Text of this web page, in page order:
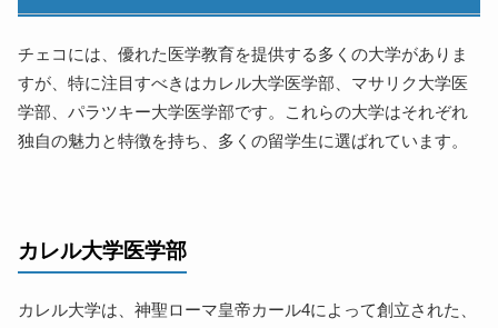
チェコには、優れた医学教育を提供する多くの大学がありま
すが、特に注目すべきはカレル大学医学部、マサリク大学医
学部、パラツキー大学医学部です。これらの大学はそれぞれ
独自の魅力と特徴を持ち、多くの留学生に選ばれています。
カレル大学医学部
カレル大学は、神聖ローマ皇帝カール4によって創立された、